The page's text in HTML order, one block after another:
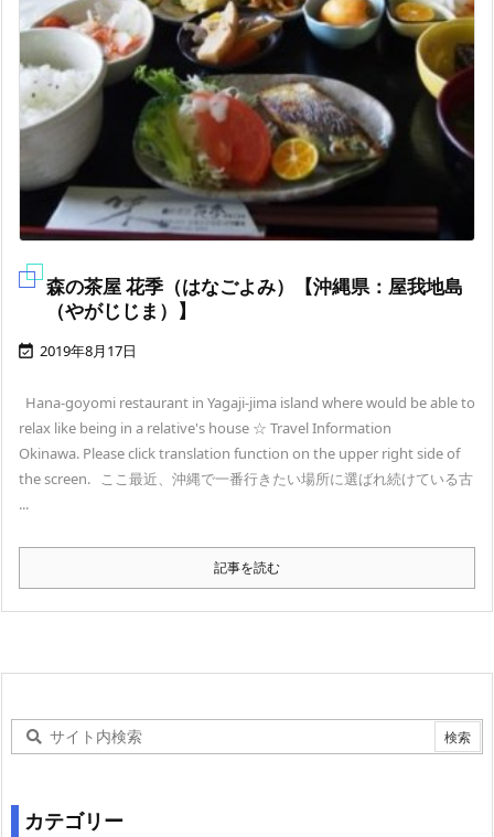
森の茶屋 花季（はなごよみ）【沖縄県：屋我地島
（やがじじま）】
 2019年8月17日
Hana-goyomi restaurant in Yagaji-jima island where would be able to
relax like being in a relative's house ☆ Travel Information
Okinawa. Please click translation function on the upper right side of
the screen. ここ最近、沖縄で一番行きたい場所に選ばれ続けている古
...
記事を読む
カテゴリー